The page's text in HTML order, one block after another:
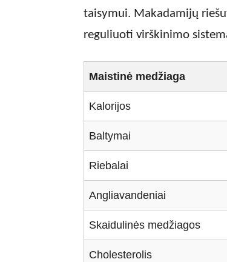
taisymui. Makadamijų
reguliuoti virškinimo
Maistinė medžiaga
Kalorijos
Baltymai
Riebalai
Angliavandeniai
Skaidulinės medžiagos
Cholesterolis